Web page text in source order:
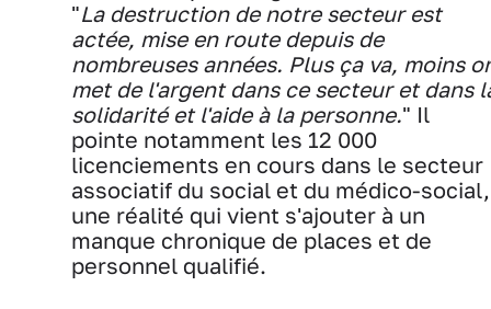
"La destruction de notre secteur est
actée, mise en route depuis de
nombreuses années. Plus ça va, moins
met de l'argent dans ce secteur et dans
solidarité et l'aide à la personne." Il
pointe notamment les 12 000
licenciements en cours dans le secteur
associatif du social et du médico-social,
une réalité qui vient s'ajouter à un
manque chronique de places et de
personnel qualifié.